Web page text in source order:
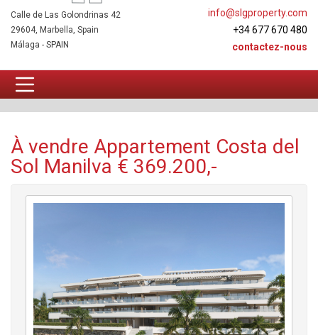
info@slgproperty.com
+34 677 670 480
contactez-nous
Calle de Las Golondrinas 42
29604, Marbella, Spain
Málaga - SPAIN
À vendre Appartement Costa del
Sol Manilva € 369.200,-